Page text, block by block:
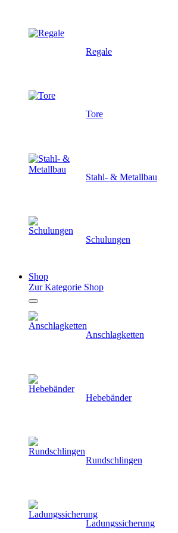
Regale
Tore
Stahl- & Metallbau
Schulungen
Shop
Zur Kategorie Shop
Anschlagketten
Hebebänder
Rundschlingen
Ladungssicherung